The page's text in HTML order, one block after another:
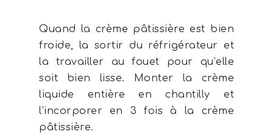
Quand la crème pâtissière est bien
froide, la sortir du réfrigérateur et
la travailler au fouet pour qu’elle
soit bien lisse. Monter la crème
liquide entière en chantilly et
l’incorporer en 3 fois à la crème
pâtissière.
Contact